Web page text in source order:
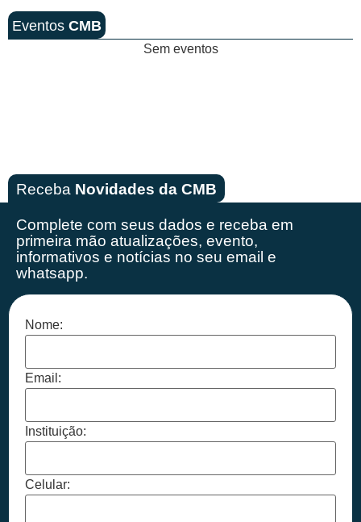
Eventos CMB
Sem eventos
Receba Novidades da CMB
Complete com seus dados e receba em
primeira mão atualizações, evento,
informativos e notícias no seu email e
whatsapp.
Nome:
Email:
Instituição:
Celular: